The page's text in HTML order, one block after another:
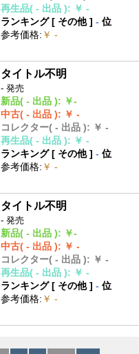
再生品( - 出品 ): ￥ -
ランキング [ その他]- 位
参考価格: ￥ -
タイトル不明
- 発売
新品( - 出品 ): ￥-
中古( - 出品 ): ￥ -
コレクター( - 出品 ): ￥ -
再生品( - 出品 ): ￥ -
ランキング [ その他]- 位
参考価格: ￥ -
タイトル不明
- 発売
新品( - 出品 ): ￥-
中古( - 出品 ): ￥ -
コレクター( - 出品 ): ￥ -
再生品( - 出品 ): ￥ -
ランキング [ その他]- 位
参考価格: ￥ -